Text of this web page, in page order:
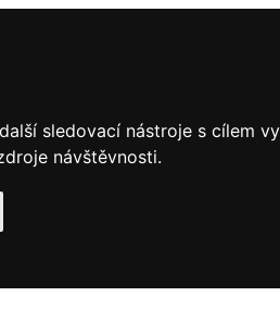
sledovací nástroje s cílem
návštěvnosti.